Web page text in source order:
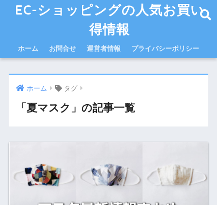
EC-ショッピングの人気お買い
得情報
ホーム お問合せ 運営者情報 プライバシーポリシー
ホーム タグ
「夏マスク」の記事一覧